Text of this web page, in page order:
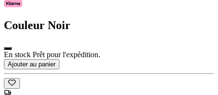
Couleur Noir
En stock Prêt pour l'expédition.
Ajouter au panier